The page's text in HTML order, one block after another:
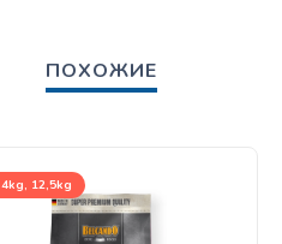
ПОХОЖИЕ
4kg, 12,5kg